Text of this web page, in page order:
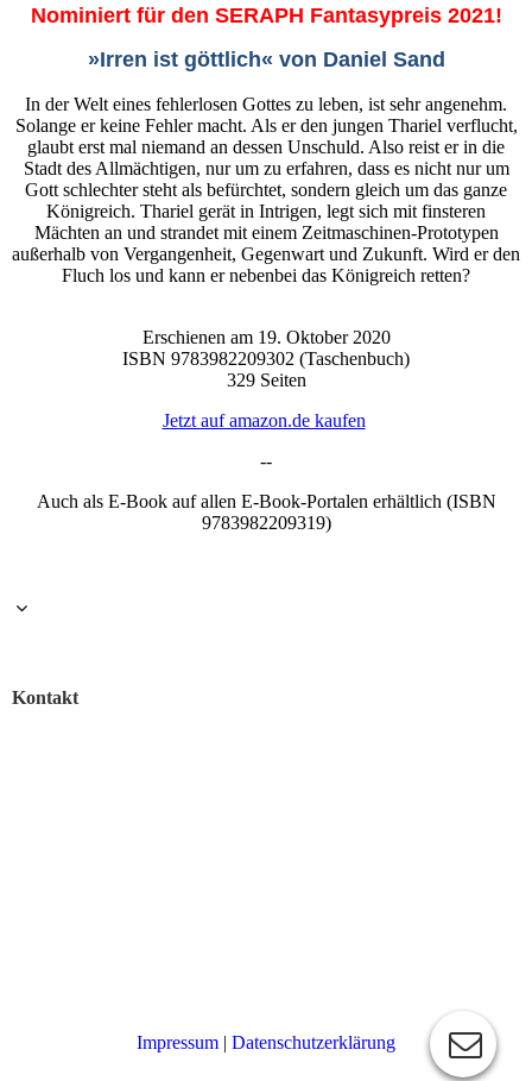
Nominiert für den SERAPH Fantasypreis 2021!
»Irren ist göttlich« von Daniel Sand
In der Welt eines fehlerlosen Gottes zu leben, ist sehr angenehm.
Solange er keine Fehler macht. Als er den jungen Thariel verflucht,
glaubt erst mal niemand an dessen Unschuld. Also reist er in die
Stadt des Allmächtigen, nur um zu erfahren, dass es nicht nur um
Gott schlechter steht als befürchtet, sondern gleich um das ganze
Königreich. Thariel gerät in Intrigen, legt sich mit finsteren
Mächten an und strandet mit einem Zeitmaschinen-Prototypen
außerhalb von Vergangenheit, Gegenwart und Zukunft. Wird er den
Fluch los und kann er nebenbei das Königreich retten?
Erschienen am 19. Oktober 2020
ISBN 9783982209302 (Taschenbuch)
329 Seiten
Jetzt auf amazon.de kaufen
--
Auch als E-Book auf allen E-Book-Portalen erhältlich (ISBN
9783982209319)
Kontakt
Impressum | Datenschutzerklärung